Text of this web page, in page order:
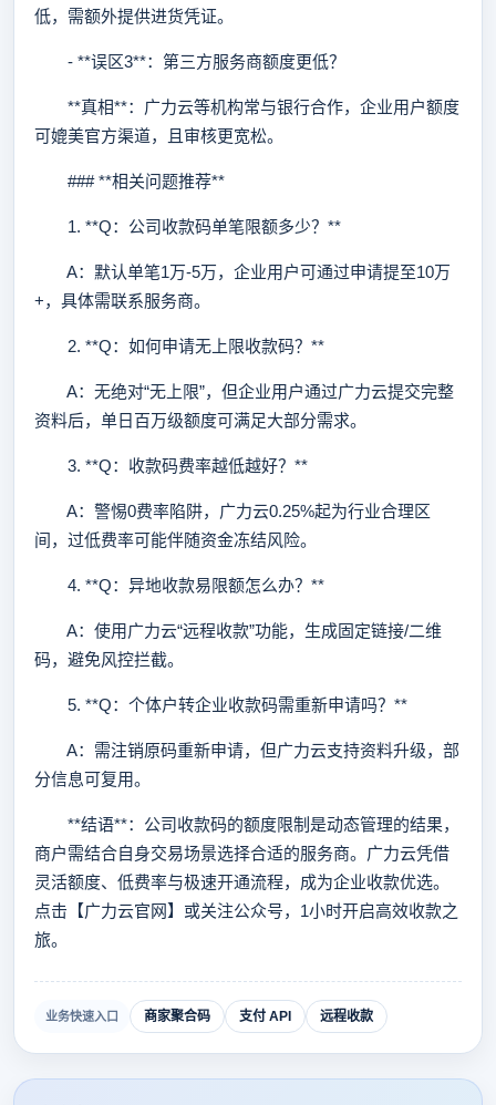
低，需额外提供进货凭证。
- **误区3**：第三方服务商额度更低？
**真相**：广力云等机构常与银行合作，企业用户额度
可媲美官方渠道，且审核更宽松。
### **相关问题推荐**
1. **Q：公司收款码单笔限额多少？**
A：默认单笔1万-5万，企业用户可通过申请提至10万
+，具体需联系服务商。
2. **Q：如何申请无上限收款码？**
A：无绝对“无上限”，但企业用户通过广力云提交完整
资料后，单日百万级额度可满足大部分需求。
3. **Q：收款码费率越低越好？**
A：警惕0费率陷阱，广力云0.25%起为行业合理区
间，过低费率可能伴随资金冻结风险。
4. **Q：异地收款易限额怎么办？**
A：使用广力云“远程收款”功能，生成固定链接/二维
码，避免风控拦截。
5. **Q：个体户转企业收款码需重新申请吗？**
A：需注销原码重新申请，但广力云支持资料升级，部
分信息可复用。
**结语**：公司收款码的额度限制是动态管理的结果，
商户需结合自身交易场景选择合适的服务商。广力云凭借
灵活额度、低费率与极速开通流程，成为企业收款优选。
点击【广力云官网】或关注公众号，1小时开启高效收款之
旅。
业务快速入口 商家聚合码 支付 API 远程收款